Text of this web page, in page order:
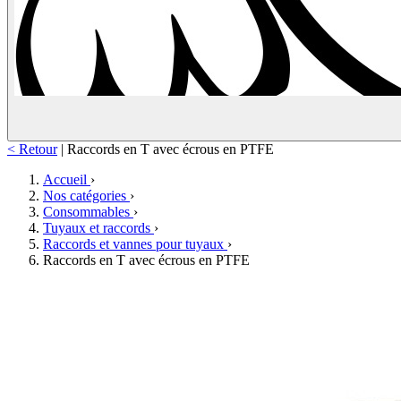
< Retour | Raccords en T avec écrous en PTFE
Accueil ›
Nos catégories ›
Consommables ›
Tuyaux et raccords ›
Raccords et vannes pour tuyaux ›
Raccords en T avec écrous en PTFE